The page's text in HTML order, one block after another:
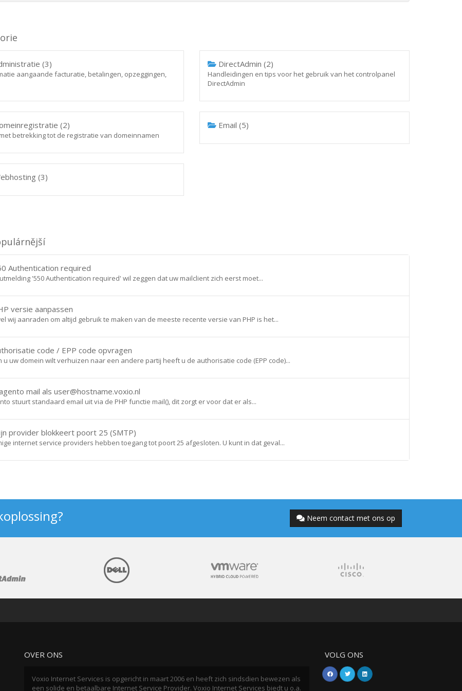
(3)
aangaande facturatie, betalingen, opzeggingen,
DirectAdmin (2)
Handleidingen en tips voor het gebruik van het controlpanel
DirectAdmin
(2)
betrekking tot de registratie van domeinnamen
Email (5)
(3)
Authentication required
'550 Authentication required' wil zeggen dat uw mailclient zich eerst moet...
versie aanpassen
wij aanraden om altijd gebruik te maken van de meeste recente versie van PHP is het...
code / EPP code opvragen
u uw domein wilt verhuizen naar een andere partij heeft u de authorisatie code (EPP code)...
mail als user@hostname.voxio.nl
stuurt standaard email uit via de PHP functie mail(), dit zorgt er voor dat er als...
provider blokkeert poort 25 (SMTP)
internet service providers hebben toegang tot poort 25 afgesloten. U kunt in dat geval...
Neem contact met ons op
OVER ONS
Voxio Internet Services is opgericht in maart 2006 en heeft zich sindsdien bewezen als
een solide en betaalbare Internet Service Provider. Voxio Internet Services biedt u o.a.
VOLG ONS